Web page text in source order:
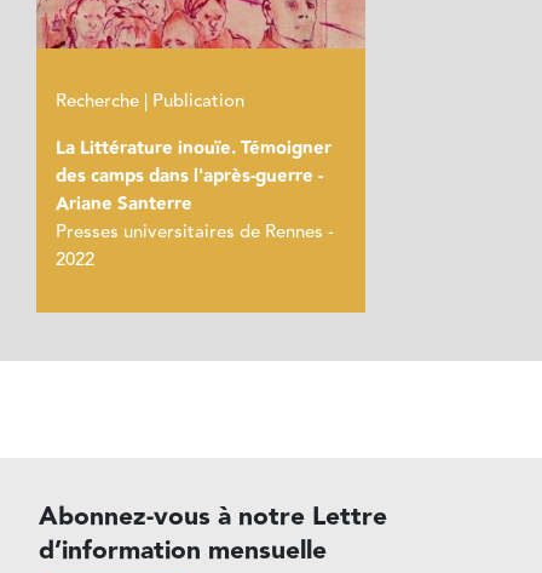
Recherche | Publication
La Littérature inouïe. Témoigner
des camps dans l'après-guerre -
Ariane Santerre
Presses universitaires de Rennes -
2022
Abonnez-vous à notre Lettre
d’information mensuelle